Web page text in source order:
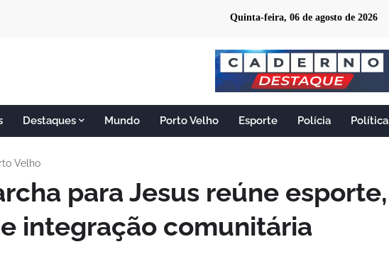
Quinta-feira, 06 de agosto de 2026
Destaques Mundo Porto Velho Esporte Polícia Política
Velho
para Jesus reúne esporte,
integração comunitária